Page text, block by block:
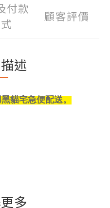
付款
顧客評價
述
貓宅急便配送。
多